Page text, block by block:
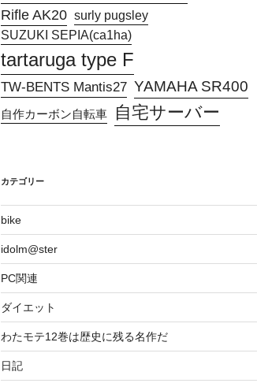
Rifle AK20 surly pugsley
SUZUKI SEPIA(ca1ha)
tartaruga type F
TW-BENTS Mantis27 YAMAHA SR400
自作カーボン自転車 自宅サーバー
カテゴリー
bike
idolm@ster
PC関連
ダイエット
わたモテ12巻は歴史に残る名作だ
日記